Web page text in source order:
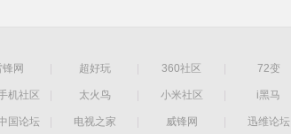
锋网 超好玩 360社区 72变
机社区 太火鸟 小米社区 i黑马
国论坛 电视之家 威锋网
迅维论坛